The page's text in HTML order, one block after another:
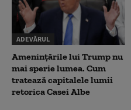
ADEVĂRUL
Amenințările lui Trump nu
mai sperie lumea. Cum
tratează capitalele lumii
retorica Casei Albe